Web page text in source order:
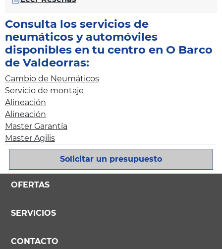
Consulta los servicios de
neumáticos y automóviles
disponibles en tu centro en O Barco
de Valdeorras:
Cambio de Neumáticos
Servicio de montaje
Alineación
Alineación
Master Garantía
Master Agilis
Solicitar un presupuesto
OFERTAS
SERVICIOS
CONTACTO